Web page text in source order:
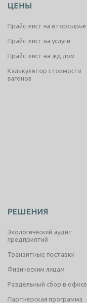
ЦЕНЫ
Прайс-лист на вторсырье
Прайс-лист на услуги
Прайс-лист на жд лом
Калькулятор стоимости
вагонов
РЕШЕНИЯ
Экологический аудит
предприятий
Транзитные поставки
Физическим лицам
Раздельный сбор в офисе
Партнерская программа